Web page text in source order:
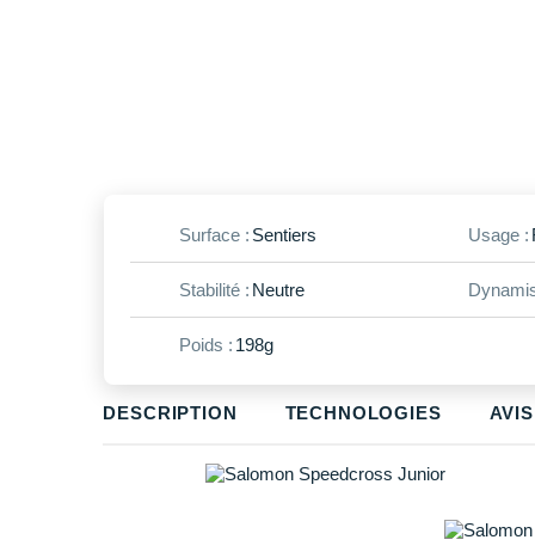
DESCRIPTION TECHNOLOGIES AVIS
Surface : Sentiers Usage :
Stabilité : Neutre
Poids : 198g